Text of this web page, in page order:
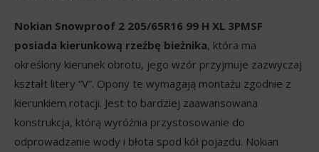
Nokian Snowproof 2 205/65R16 99 H XL 3PMSF
posiada kierunkową rzeźbę bieżnika, która ma
określony kierunek obrotu, jego wzór przyjmuje zazwyczaj
kształt litery “V”. Opony te wymagają montażu zgodnie z
kierunkiem rotacji. Jest to bardziej zaawansowana
konstrukcja, którą wyróżnia przystosowanie do
odprowadzanie wody i błota spod kół pojazdu. Nokian